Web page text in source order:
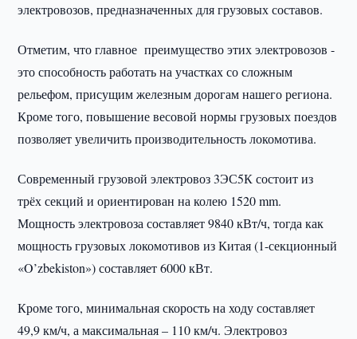
электровозов, предназначенных для грузовых составов.
Отметим, что главное преимущество этих электровозов -
это способность работать на участках со сложным
рельефом, присущим железным дорогам нашего региона.
Кроме того, повышение весовой нормы грузовых поездов
позволяет увеличить производительность локомотива.
Современный грузовой электровоз 3ЭС5К состоит из
трёх секций и ориентирован на колею 1520 mm.
Мощность электровоза составляет 9840 кВт/ч, тогда как
мощность грузовых локомотивов из Китая (1-секционный
«O’zbekiston») составляет 6000 кВт.
Кроме того, минимальная скорость на ходу составляет
49,9 км/ч, а максимальная – 110 км/ч. Электровоз